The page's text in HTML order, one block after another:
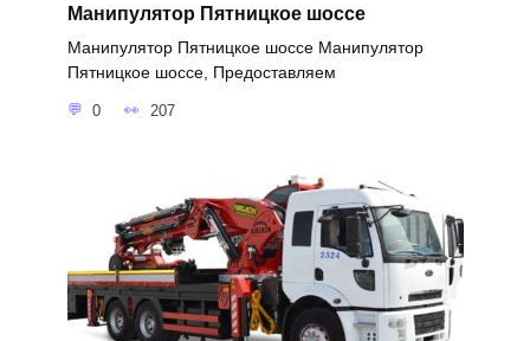
Манипулятор Пятницкое шоссе
Манипулятор Пятницкое шоссе Манипулятор
Пятницкое шоссе, Предоставляем
0 207